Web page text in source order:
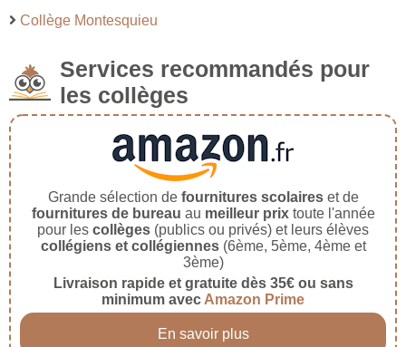
Collège Montesquieu
Services recommandés pour
les collèges
Grande sélection de fournitures scolaireset de
fournitures de bureau au meilleur prixtoute l'année
pour les collèges (publics ou privés) et leurs élèves
collégiens et collégiennes(6ème, 5ème, 4ème et
3ème)
Livraison rapide et gratuite dès 35€ ou sans
minimum avec Amazon Prime
En savoir plus